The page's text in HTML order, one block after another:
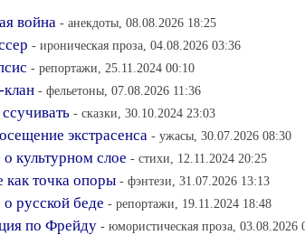
война - анекдоты, 08.08.2026 18:25
- ироническая проза, 04.08.2026 03:36
- репортажи, 25.11.2024 00:10
- фельетоны, 07.08.2026 11:36
- сказки, 30.10.2024 23:03
экстрасенса - ужасы, 30.07.2026 08:30
культурном слое - стихи, 12.11.2024 20:25
как точка опоры - фэнтези, 31.07.2026 13:13
русской беде - репортажи, 19.11.2024 18:48
по Фрейду - юмористическая проза, 03.08.2026